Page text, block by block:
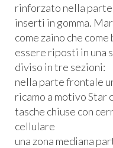
rinforzato nella
inserti in gomma.
come zaino che
essere riposti in una
diviso in tre sezioni:
nella parte frontale
ricamo a motivo Star
tasche chiuse con
cellulare
una zona mediana